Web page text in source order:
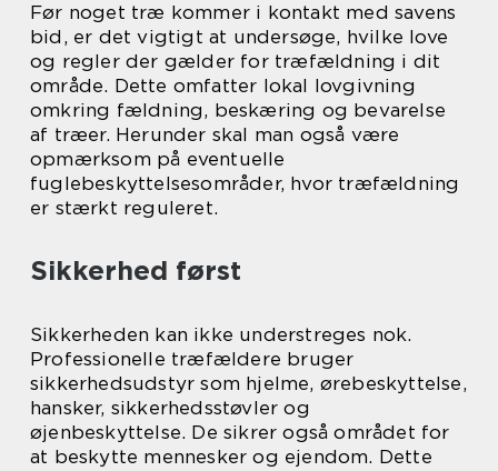
Før noget træ kommer i kontakt med savens
bid, er det vigtigt at undersøge, hvilke love
og regler der gælder for træfældning i dit
område. Dette omfatter lokal lovgivning
omkring fældning, beskæring og bevarelse
af træer. Herunder skal man også være
opmærksom på eventuelle
fuglebeskyttelsesområder, hvor træfældning
er stærkt reguleret.
Sikkerhed først
Sikkerheden kan ikke understreges nok.
Professionelle træfældere bruger
sikkerhedsudstyr som hjelme, ørebeskyttelse,
hansker, sikkerhedsstøvler og
øjenbeskyttelse. De sikrer også området for
at beskytte mennesker og ejendom. Dette